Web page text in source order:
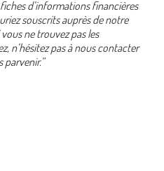
d’informations financières
souscrits auprès de notre
ne trouvez pas les
n’hésitez pas à nous contacter
parvenir.”